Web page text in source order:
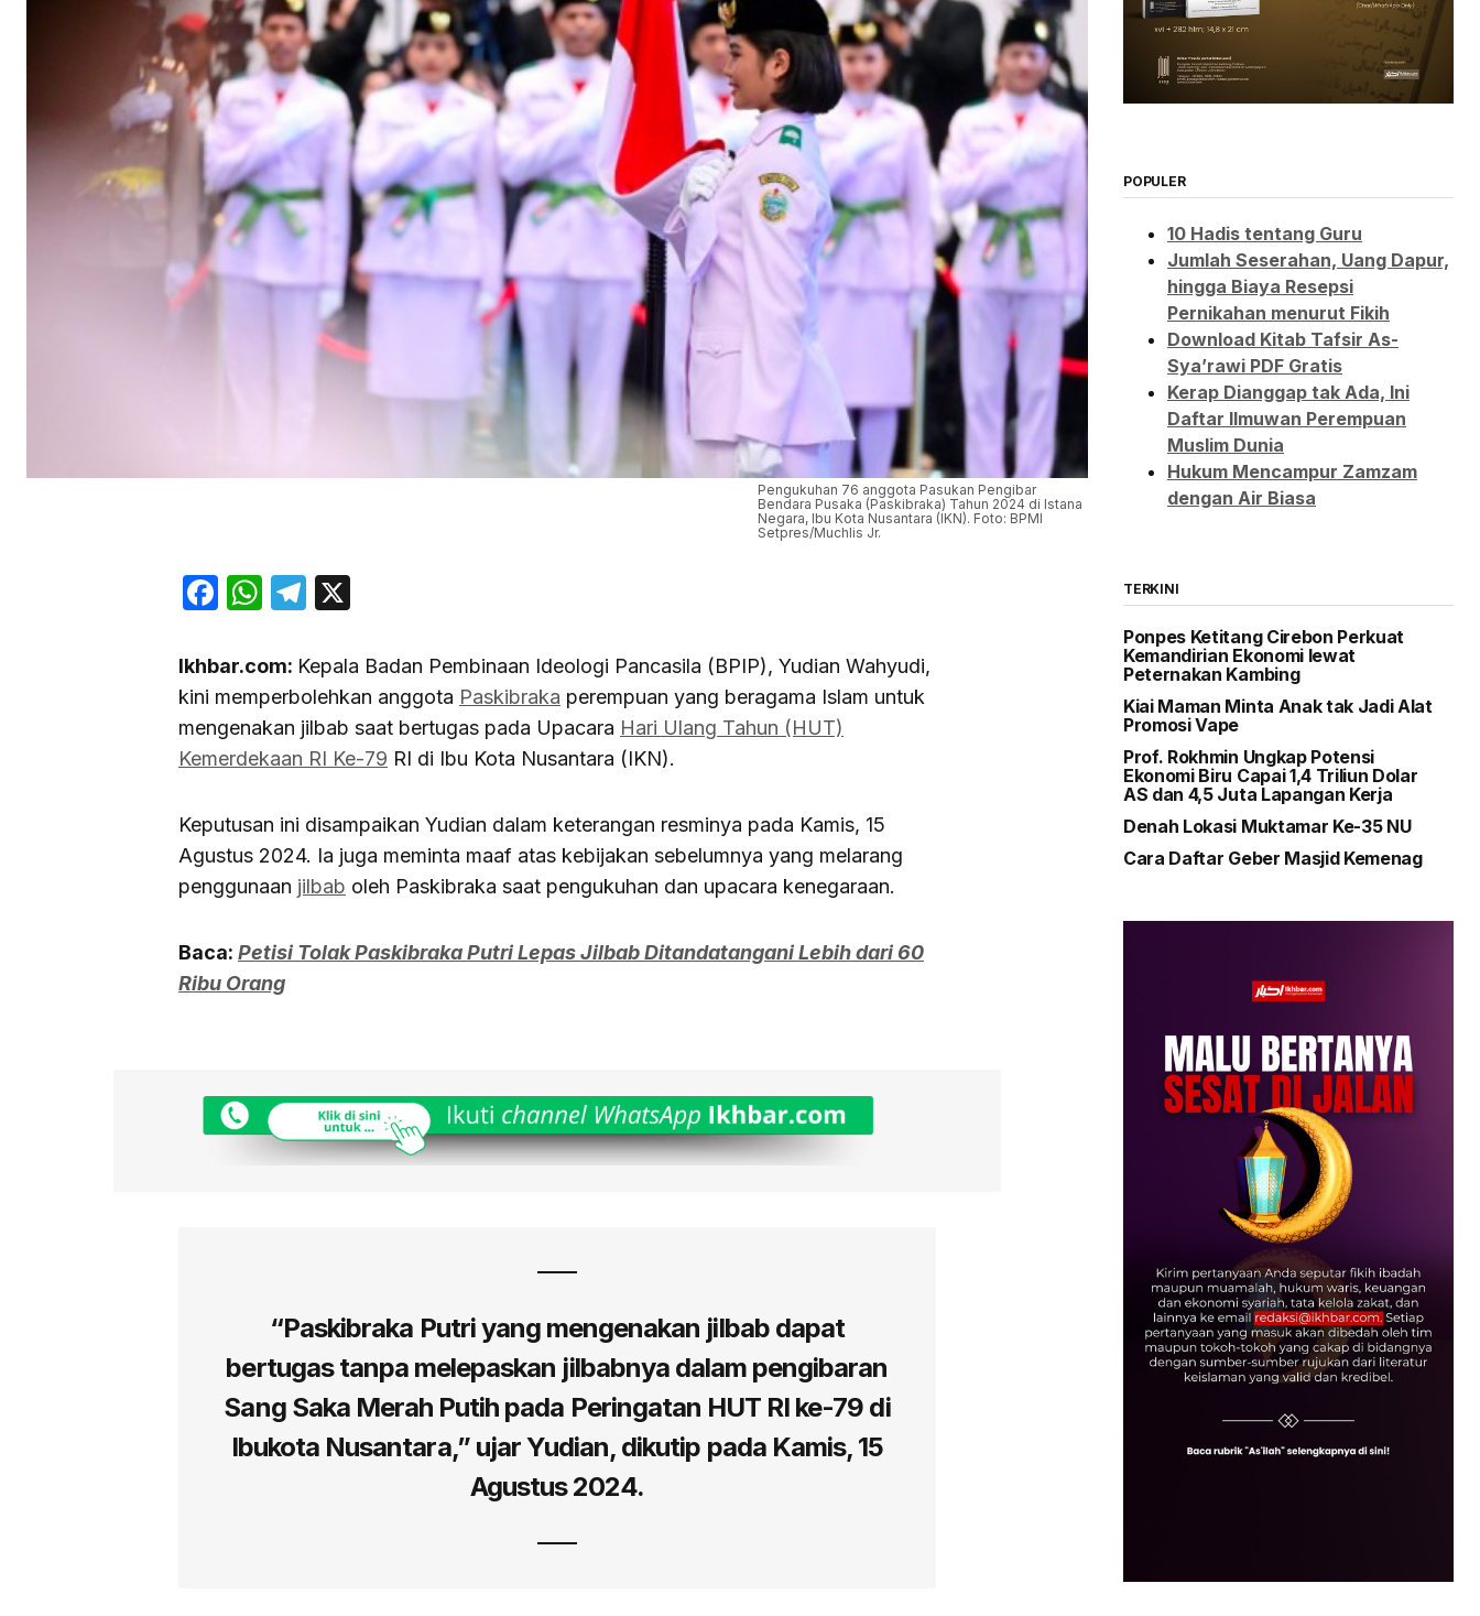
Pengukuhan 76 anggota Pasukan Pengibar
Bendara Pusaka (Paskibraka) Tahun 2024 di Istana
Negara, Ibu Kota Nusantara (IKN). Foto: BPMI
Setpres/Muchlis Jr.
Facebook
WhatsApp
Telegram
Ikhbar.com: Kepala Badan Pembinaan Ideologi Pancasila (BPIP), Yudian Wahyudi,
kini memperbolehkan anggota Paskibraka perempuan yang beragama Islam untuk
mengenakan jilbab saat bertugas pada Upacara Hari Ulang Tahun (HUT)
Kemerdekaan RI Ke-79 RI di Ibu Kota Nusantara (IKN).
Keputusan ini disampaikan Yudian dalam keterangan resminya pada Kamis, 15
Agustus 2024. Ia juga meminta maaf atas kebijakan sebelumnya yang melarang
penggunaan jilbab oleh Paskibraka saat pengukuhan dan upacara kenegaraan.
Baca: Petisi Tolak Paskibraka Putri Lepas Jilbab Ditandatangani Lebih dari 60
Ribu Orang
“Paskibraka Putri yang mengenakan jilbab dapat
bertugas tanpa melepaskan jilbabnya dalam pengibaran
Sang Saka Merah Putih pada Peringatan HUT RI ke-79 di
Ibukota Nusantara,” ujar Yudian, dikutip pada Kamis, 15
Agustus 2024.
POPULER
10 Hadis tentang Guru
Jumlah Seserahan, Uang Dapur,
hingga Biaya Resepsi
Pernikahan menurut Fikih
Download Kitab Tafsir As-
Sya’rawi PDF Gratis
Kerap Dianggap tak Ada, Ini
Daftar Ilmuwan Perempuan
Muslim Dunia
Hukum Mencampur Zamzam
dengan Air Biasa
TERKINI
Ponpes Ketitang Cirebon Perkuat
Kemandirian Ekonomi lewat
Peternakan Kambing
Kiai Maman Minta Anak tak Jadi Alat
Promosi Vape
Prof. Rokhmin Ungkap Potensi
Ekonomi Biru Capai 1,4 Triliun Dolar
AS dan 4,5 Juta Lapangan Kerja
Denah Lokasi Muktamar Ke-35 NU
Cara Daftar Geber Masjid Kemenag